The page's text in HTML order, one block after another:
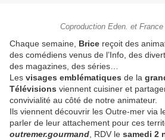
Coproduction Eden. et
Chaque semaine, Brice reçoit des
des comédiens venus de l’Info, des
des magazines, des séries…
Les visages emblématiques de la
Télévisions viennent cuisiner et
convivialité au côté de notre animateur.
Ils viennent découvrir les Outre-mer via
parler de leur attachement pour ces
outremer.gourmand , RDV le samedi 2